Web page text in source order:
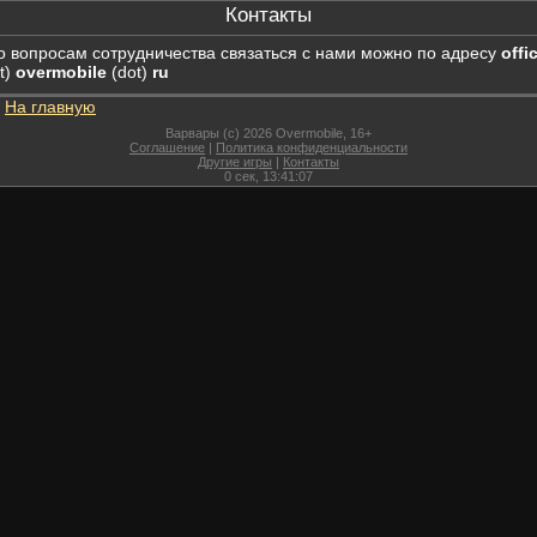
Контакты
вопросам сотрудничества связаться с нами можно по адресу
overmobile (dot) ru
На главную
Варвары (c) 2026 Overmobile, 16+
Соглашение | Политика конфиденциальности
Другие игры | Контакты
0 сек, 13:41:07